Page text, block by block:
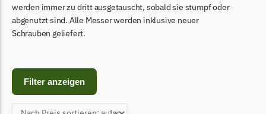
Begrenzungsdraht
Bosch Indego
Central Park
Central Park Messer
werden immer zu dritt ausgetauscht, sobald sie stumpf oder
abgenutzt sind. Alle Messer werden inklusive neuer
Schrauben geliefert.
Filter anzeigen